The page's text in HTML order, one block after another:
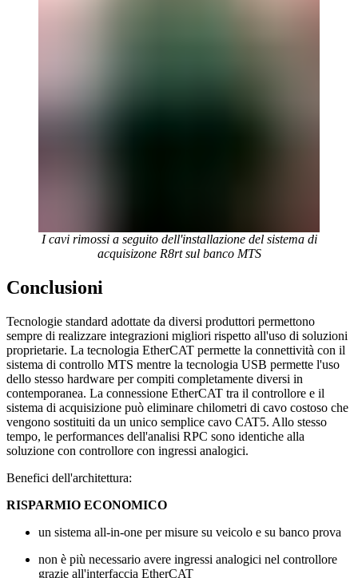
I cavi rimossi a seguito dell'installazione del sistema di
acquisizone R8rt sul banco MTS
Conclusioni
Tecnologie standard adottate da diversi produttori permettono
sempre di realizzare integrazioni migliori rispetto all'uso di soluzioni
proprietarie. La tecnologia EtherCAT permette la connettività con il
sistema di controllo MTS mentre la tecnologia USB permette l'uso
dello stesso hardware per compiti completamente diversi in
contemporanea. La connessione EtherCAT tra il controllore e il
sistema di acquisizione può eliminare chilometri di cavo costoso che
vengono sostituiti da un unico semplice cavo CAT5. Allo stesso
tempo, le performances dell'analisi RPC sono identiche alla
soluzione con controllore con ingressi analogici.
Benefici dell'architettura:
RISPARMIO ECONOMICO
un sistema all-in-one per misure su veicolo e su banco prova
non è più necessario avere ingressi analogici nel controllore
grazie all'interfaccia EtherCAT